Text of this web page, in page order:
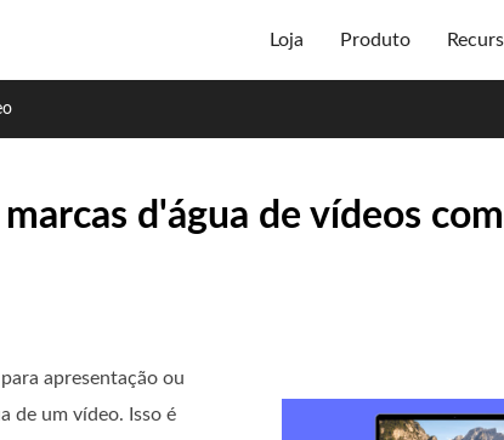
Loja Produto
d'água de vídeos
apresentação ou
de um vídeo. Isso é